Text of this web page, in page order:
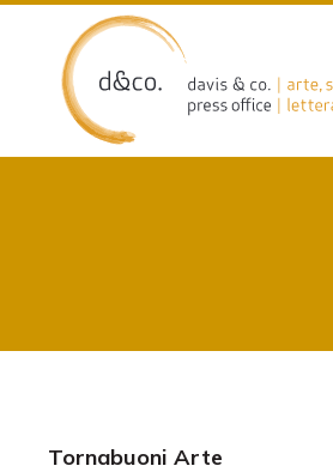
content
Tornabuoni Arte